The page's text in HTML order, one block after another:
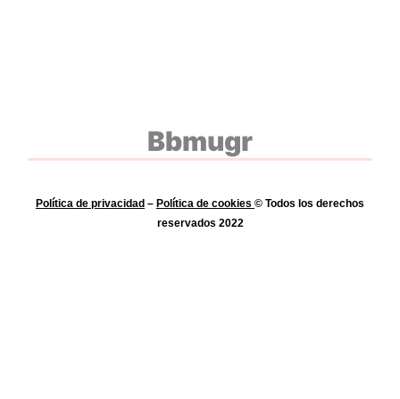
Bbmugr
Política de privacidad – Política de cookies © Todos los derechos
reservados 2022